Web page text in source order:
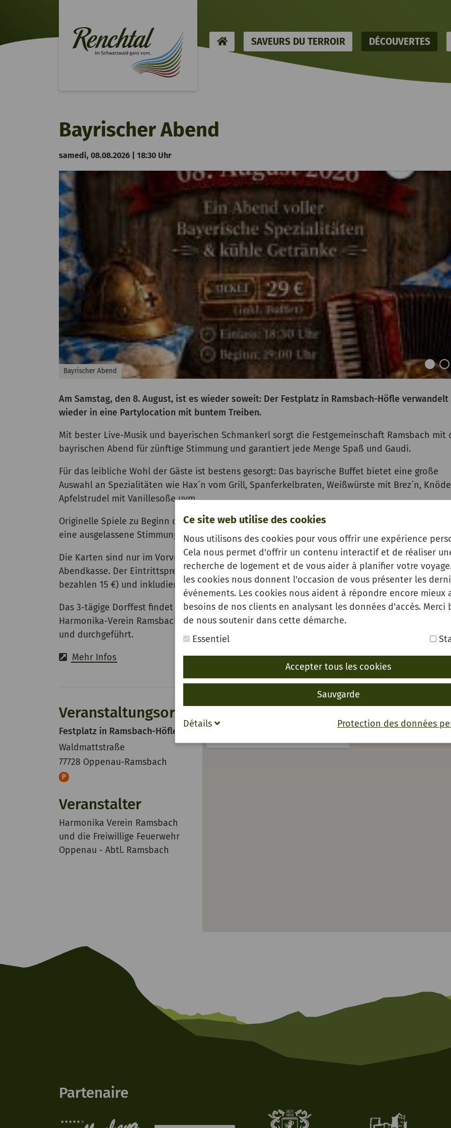
Ce site web utilise des cookies
Nous utilisons des cookies pour vous offrir une expérience
Cela nous permet d'offrir un contenu interactif et de réaliser
recherche de logement et de vous aider à planifier votre
les cookies nous donnent l'occasion de vous présenter les
événements. Les cookies nous aident à répondre encore mieux
besoins de nos clients en analysant les données d'accès. Merci
de nous soutenir dans cette démarche.
Essentiel
Accepter tous les cookies
Sauvgarde
Protection des données
Détails
HOMESAVEURS DU TERROIR DÉCOUVERTES
Bayrischer Abend
samedi, 08.08.2026 | 18:30 Uhr
Bayrischer Abend
Am Samstag, den 8. August, ist es wieder soweit: Der Festplatz in Ramsbach-Höfle verwandelt
wieder in eine Partylocation mit buntem Treiben.
Mit bester Live-Musik und bayerischen Schmankerl sorgt die Festgemeinschaft Ramsbach mit
bayrischen Abend für zünftige Stimmung und garantiert jede Menge Spaß und Gaudi.
Für das leibliche Wohl der Gäste ist bestens gesorgt: Das bayrische Buffet bietet eine große
Auswahl an Spezialitäten wie Hax´n vom Grill, Spanferkelbraten, Weißwürste mit Brez´n,
Apfelstrudel mit Vanillesoße uvm.
Originelle Spiele zu Beginn des Abends sowie ein Mix aus Volksmusik und Partylieder sorgen für
eine ausgelassene Stimmung im Festzelt. Ein Abend mit viel Spaß und guter Laune wartet auf
Die Karten sind nur im Vorverkauf im Kulturbüro Oppenau ab sofort erhältlich. Es gibt keine
Abendkasse. Der Eintrittspreis beträgt 29 € für Erwachsene (Kinder zwischen 6 und
bezahlen 15 €) und inkludiert das bayrische Buffet.
Das 3-tägige Dorffest findet vom 08. – 10.08. in Ramsbach-Höfle statt und wird gemeinsam
Harmonika-Verein Ramsbach und der Freiwilligen Feuerwehr Oppenau Abt. Ramsbach
und durchgeführt.
Mehr Infos
Veranstaltungsort
Festplatz in Ramsbach-Höfle
Waldmattstraße
77728 Oppenau-Ramsbach
Veranstalter
Harmonika Verein Ramsbach
und die Freiwillige Feuerwehr
Oppenau - Abtl. Ramsbach
Partenaire